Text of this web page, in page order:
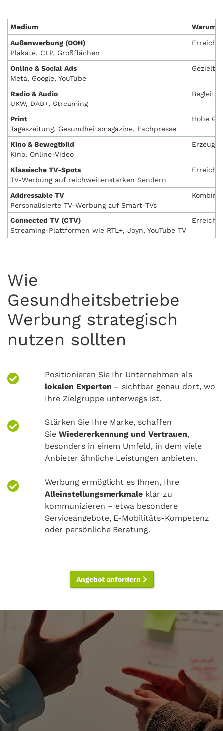
Medium
Warum
Außenwerbung (OOH)
Plakate, CLP, Großflächen
Erreicht
Online & Social Ads
Meta, Google, YouTube
Radio & Audio
UKW, DAB+, Streaming
Print
Tageszeitung, Gesundheitsmagazine, Fachpresse
Hohe
Kino & Bewegtbild
Kino, Online-Video
Erzeugt
Klassische TV-Spots
TV-Werbung auf reichweitenstarken Sendern
Addressable TV
Personalisierte TV-Werbung auf Smart-TVs
Connected TV (CTV)
Streaming-Plattformen wie RTL+, Joyn, YouTube TV
Erreicht
Wie
Gesundheitsbetriebe
Werbung strategisch
nutzen sollten
Positionieren Sie Ihr Unternehmen als
lokalen Experten – sichtbar genau dort, wo
Ihre Zielgruppe unterwegs ist.
Stärken Sie Ihre Marke, schaffen
Sie Wiedererkennung und Vertrauen,
besonders in einem Umfeld, in dem viele
Anbieter ähnliche Leistungen anbieten.
Werbung ermöglicht es Ihnen, Ihre
Alleinstellungsmerkmaleklar zu
kommunizieren – etwa besondere
Serviceangebote, E-Mobilitäts-Kompetenz
oder persönliche Beratung.
Angebot anfordern